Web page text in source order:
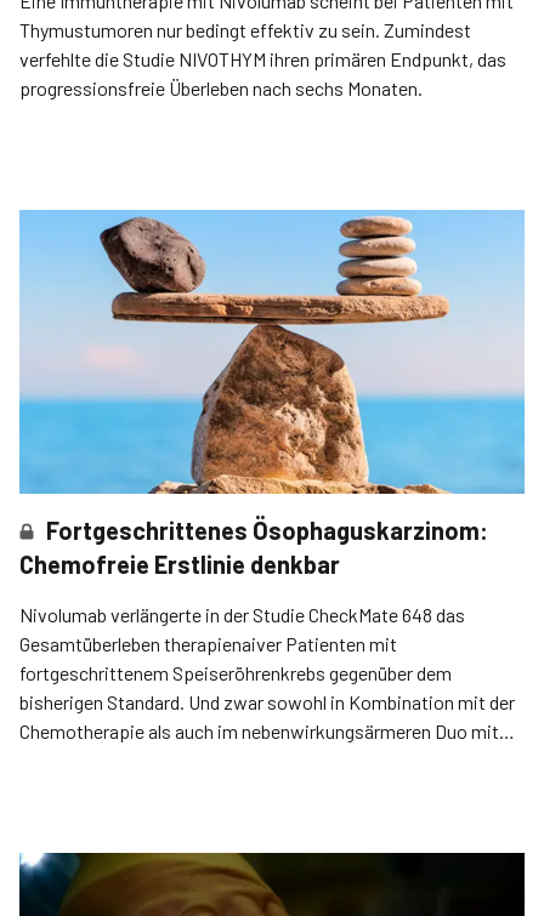
Thymustumoren nur bedingt effektiv zu sein. Zumindest
verfehlte die Studie NIVOTHYM ihren primären Endpunkt, das
progressionsfreie Überleben nach sechs Monaten.
Fortgeschrittenes Ösophaguskarzinom:
Chemofreie Erstlinie denkbar
Nivolumab verlängerte in der Studie CheckMate 648 das
Gesamtüberleben therapienaiver Patienten mit
fortgeschrittenem Speiseröhrenkrebs gegenüber dem
bisherigen Standard. Und zwar sowohl in Kombination mit der
Chemotherapie als auch im nebenwirkungsärmeren Duo mit